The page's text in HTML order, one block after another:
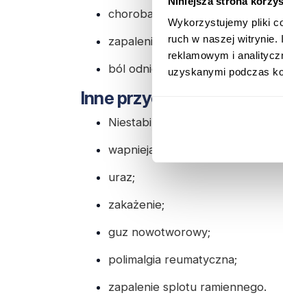
Wykorzystujemy pliki
ruch w naszej witrynie.
reklamowym i
uzyskanymi podczas
choroba zwyrodnieniowa stawów;
zapalenie stawu barkowego;
ból odniesiony.
Inne przyczyny bólu barku
Niestabilność w stawie
wapniejące zapalenie ścięgna;
uraz;
zakażenie;
guz nowotworowy;
polimalgia reumatyczna;
zapalenie splotu ramiennego.